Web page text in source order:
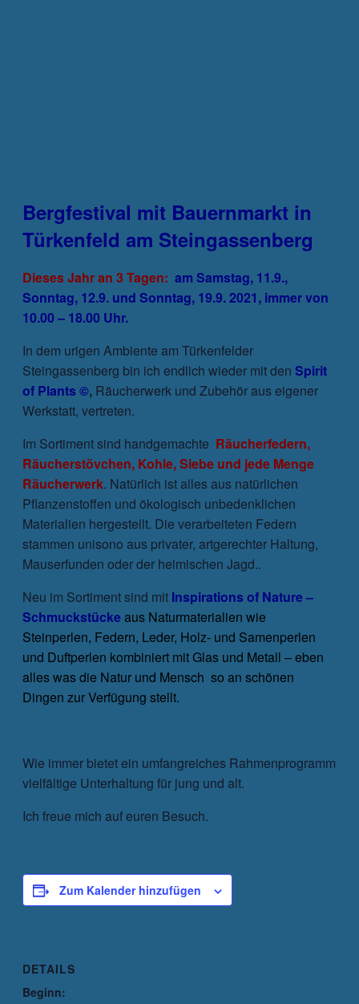
Bergfestival mit Bauernmarkt in
Türkenfeld am Steingassenberg
Dieses Jahr an 3 Tagen: am Samstag, 11.9.,
Sonntag, 12.9. und Sonntag, 19.9. 2021, immer von
10.00 – 18.00 Uhr.
In dem urigen Ambiente am Türkenfelder
Steingassenberg bin ich endlich wieder mit den Spirit
of Plants ©, Räucherwerk und Zubehör aus eigener
Werkstatt, vertreten.
Im Sortiment sind handgemachte Räucherfedern,
Räucherstövchen, Kohle, Siebe und jede Menge
Räucherwerk. Natürlich ist alles aus natürlichen
Pflanzenstoffen und ökologisch unbedenklichen
Materialien hergestellt. Die verarbeiteten Federn
stammen unisono aus privater, artgerechter Haltung,
Mauserfunden oder der heimischen Jagd..
Neu im Sortiment sind mit Inspirations of Nature –
Schmuckstückeaus Naturmaterialien wie
Steinperlen, Federn, Leder, Holz- und Samenperlen
und Duftperlen kombiniert mit Glas und Metall – eben
alles was die Natur und Mensch so an schönen
Dingen zur Verfügung stellt.
Wie immer bietet ein umfangreiches Rahmenprogramm
vielfältige Unterhaltung für jung und alt.
Ich freue mich auf euren Besuch.
Zum Kalender hinzufügen
DETAILS
Beginn: